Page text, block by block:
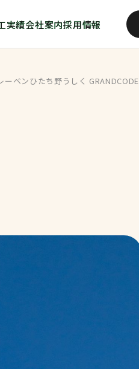
実績会社案内採用情報
ーベンひたち野うしく GRANDCODE